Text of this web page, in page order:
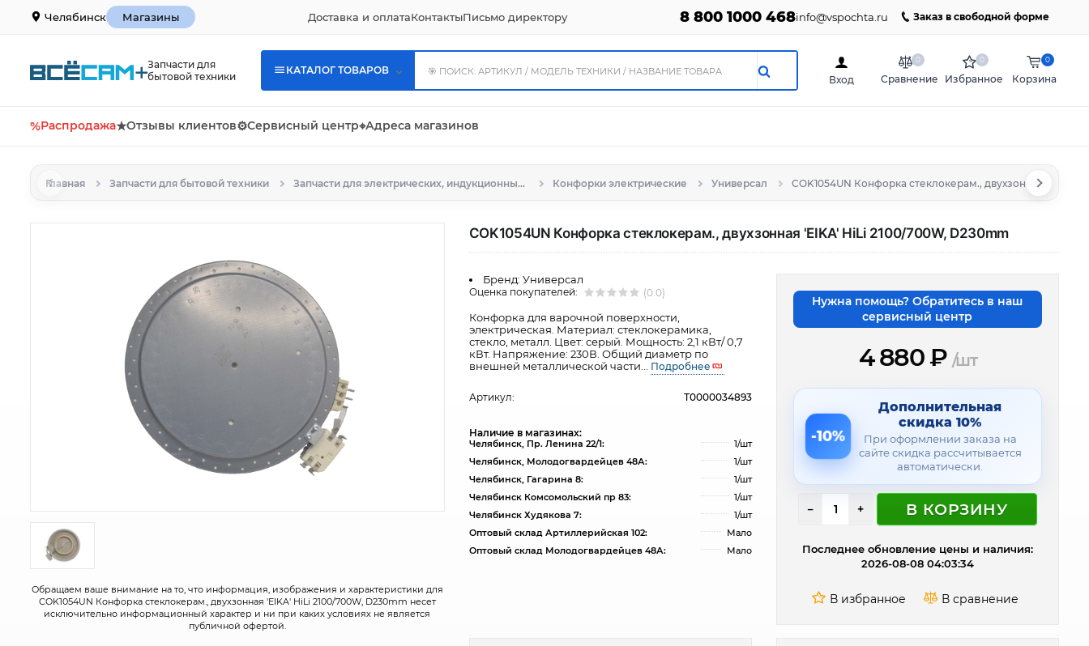
Челябинск Магазины Доставка и оплатаКонтактыПисьмо директору 8 800 1000 468info@vspochta.ru Заказ в свободной форме
Запчасти для
бытовой техники
КАТАЛОГ ТОВАРОВ
Вход Сравнение
0
Избранное
0
Корзина
0
%Распродажа★Отзывы клиентов⚙Сервисный центр⌖Адреса магазинов
Главная Запчасти для бытовой техники Запчасти для электрических, индукционных и газовых плит, духовых шкафов Конфорки электрические Универсал COK1054UN Конфорка стеклокерам., двухзонная 'EIKA'
Обращаем ваше внимание на то, что информация, изображения и характеристики для
COK1054UN Конфорка стеклокерам., двухзонная 'EIKA' HiLi 2100/700W, D230mm несет
исключительно информационный характер и ни при каких условиях не является
публичной офертой.
COK1054UN Конфорка стеклокерам., двухзонная 'EIKA' HiLi 2100/700W, D230mm
Бренд: Универсал
Оценка покупателей: (0.0)
Конфорка для варочной поверхности,
электрическая. Материал: стеклокерамика,
стекло, металл. Цвет: серый. Мощность: 2,1 кВт/ 0,7
кВт. Напряжение: 230В. Общий диаметр по
внешней металлической части... Подробнее
Артикул: Т0000034893
Наличие в магазинах:
Челябинск, Пр. Ленина 22/1:
1/шт
Челябинск, Молодогвардейцев 48А:
1/шт
Челябинск, Гагарина 8:
1/шт
Челябинск Комсомольский пр 83:
1/шт
Челябинск Худякова 7:
1/шт
Оптовый склад Артиллерийская 102:
Мало
Оптовый склад Молодогвардейцев 48А:
Мало
Нужна помощь? Обратитесь в наш
сервисный центр
4 880 ₽ /шт
-10%
Дополнительная
скидка 10%
При оформлении заказа на
сайте скидка рассчитывается
автоматически.
− + В КОРЗИНУ
Последнее обновление цены и наличия:
2026-08-08 04:03:34